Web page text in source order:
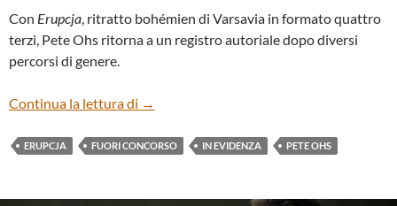
Con Erupcja, ritratto bohémien di Varsavia in formato quattro
terzi, Pete Ohs ritorna a un registro autoriale dopo diversi
percorsi di genere.
Continua la lettura di “ERUPCJA” DI PETE OHS
→
ERUPCJA FUORI CONCORSO IN EVIDENZA PETE OHS